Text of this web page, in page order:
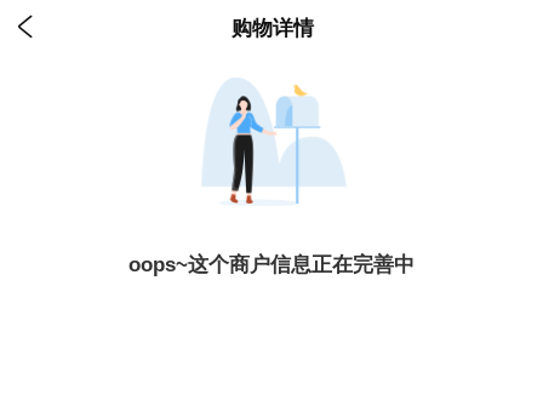
 购物详情
oops~这个商户信息正在完善中